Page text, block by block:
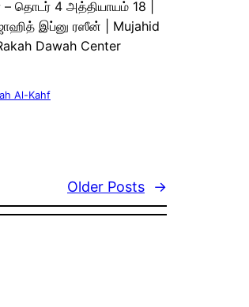
தொடர் 4 அத்தியாயம் 18 |
இப்னு ரஸீன் | Mujahid
Dawah Center
Al-Kahf
Older Posts →